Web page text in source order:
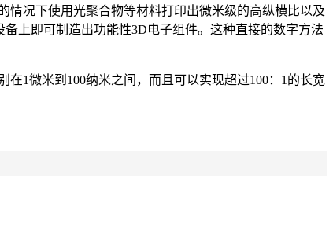
情况下使用光聚合物等材料打印出微米级的高纵横比以及
上即可制造出功能性3D电子组件。这种直接的数字方法
1微米到100纳米之间，而且可以实现超过100：1的长宽